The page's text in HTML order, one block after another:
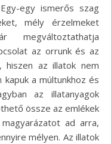
egy ismerős szag
mély érzelmeket
az orrunk és az
hiszen az illatok nem
a múltunkhoz és
az illatanyagok
össze az emlékek
ad arra,
mélyen. Az illatok